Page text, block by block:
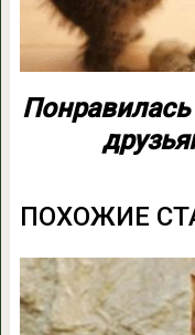
Понравилась
ПОХОЖИЕ